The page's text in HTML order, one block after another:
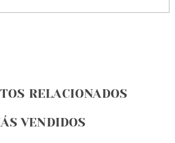
RELACIONADOS
VENDIDOS